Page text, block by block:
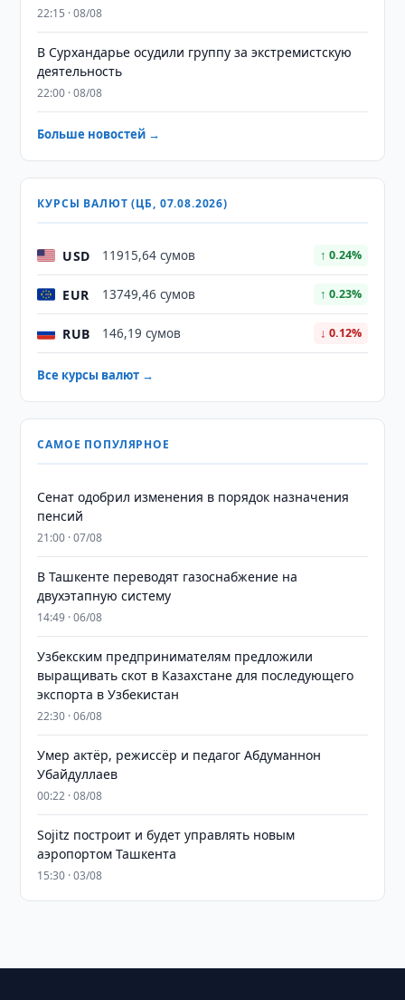
22:15 · 08/08
В Сурхандарье осудили группу за экстремистскую
деятельность
22:00 · 08/08
Больше новостей →
КУРСЫ ВАЛЮТ (ЦБ, 07.08.2026)
USD 11915,64 сумов ↑ 0.24%
EUR 13749,46 сумов ↑ 0.23%
RUB 146,19 сумов ↓ 0.12%
Все курсы валют →
САМОЕ ПОПУЛЯРНОЕ
Сенат одобрил изменения в порядок назначения
пенсий
21:00 · 07/08
В Ташкенте переводят газоснабжение на
двухэтапную систему
14:49 · 06/08
Узбекским предпринимателям предложили
выращивать скот в Казахстане для последующего
экспорта в Узбекистан
22:30 · 06/08
Умер актёр, режиссёр и педагог Абдуманнон
Убайдуллаев
00:22 · 08/08
Sojitz построит и будет управлять новым
аэропортом Ташкента
15:30 · 03/08